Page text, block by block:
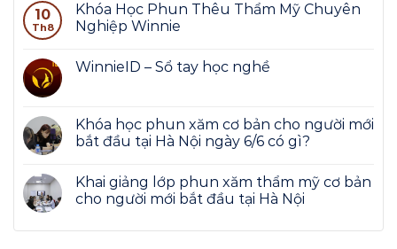
10
Th8
Khóa Học Phun Thêu Thẩm Mỹ Chuyên
Nghiệp Winnie
WinnieID – Sổ tay học nghề
Khóa học phun xăm cơ bản cho người mới
bắt đầu tại Hà Nội ngày 6/6 có gì?
Khai giảng lớp phun xăm thẩm mỹ cơ bản
cho người mới bắt đầu tại Hà Nội